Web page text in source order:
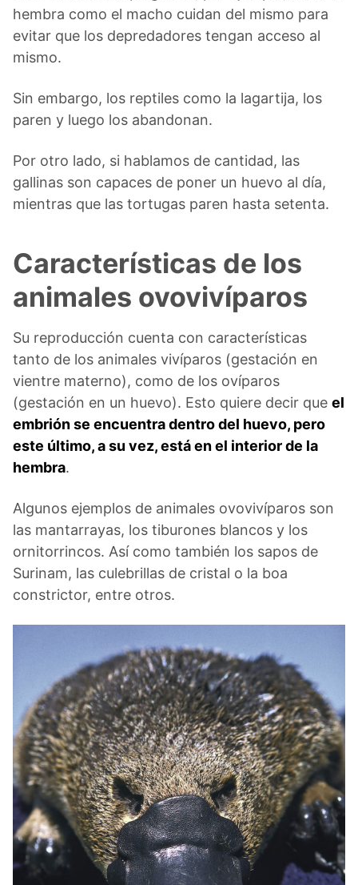
hembra como el macho cuidan del mismo para
evitar que los depredadores tengan acceso al
mismo.
Sin embargo, los reptiles como la lagartija, los
paren y luego los abandonan.
Por otro lado, si hablamos de cantidad, las
gallinas son capaces de poner un huevo al día,
mientras que las tortugas paren hasta setenta.
Características de los
animales ovovivíparos
Su reproducción cuenta con características
tanto de los animales vivíparos (gestación en
vientre materno), como de los ovíparos
(gestación en un huevo). Esto quiere decir que el
embrión se encuentra dentro del huevo, pero
este último, a su vez, está en el interior de la
hembra.
Algunos ejemplos de animales ovovivíparos son
las mantarrayas, los tiburones blancos y los
ornitorrincos. Así como también los sapos de
Surinam, las culebrillas de cristal o la boa
constrictor, entre otros.